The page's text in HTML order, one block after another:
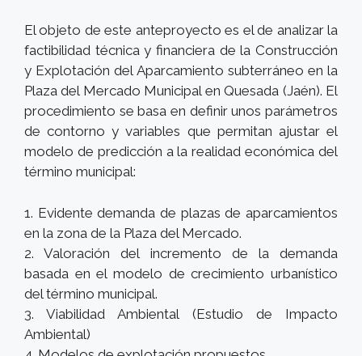
El objeto de este anteproyecto es el de analizar la
factibilidad técnica y financiera de la Construcción
y Explotación del Aparcamiento subterráneo en la
Plaza del Mercado Municipal en Quesada (Jaén). El
procedimiento se basa en definir unos parámetros
de contorno y variables que permitan ajustar el
modelo de predicción a la realidad económica del
término municipal:
1. Evidente demanda de plazas de aparcamientos
en la zona de la Plaza del Mercado.
2. Valoración del incremento de la demanda
basada en el modelo de crecimiento urbanístico
del término municipal.
3. Viabilidad Ambiental (Estudio de Impacto
Ambiental)